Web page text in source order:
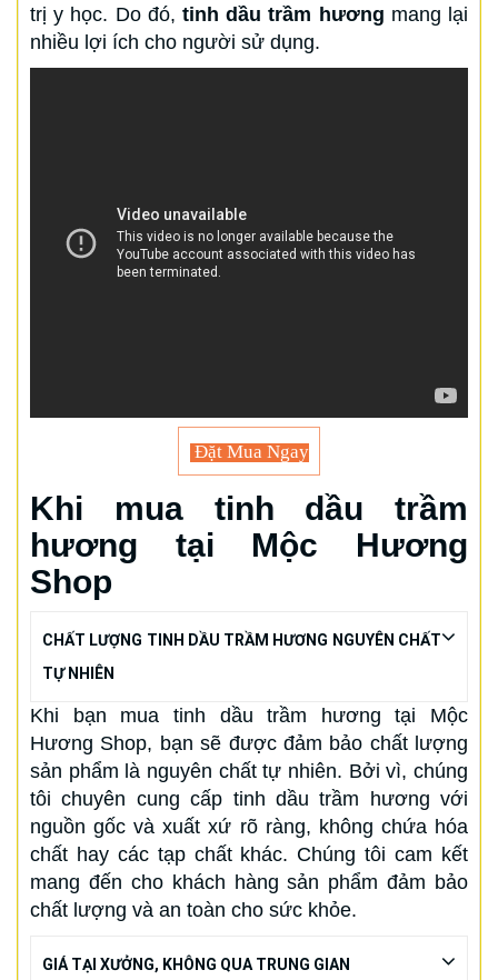
trị y học. Do đó, tinh dầu trầm hương mang lại
nhiều lợi ích cho người sử dụng.
Đặt Mua Ngay
Khi mua tinh dầu trầm
hương tại Mộc Hương
Shop
CHẤT LƯỢNG TINH DẦU TRẦM HƯƠNG NGUYÊN CHẤT
TỰ NHIÊN
Khi bạn mua tinh dầu trầm hương tại Mộc
Hương Shop, bạn sẽ được đảm bảo chất lượng
sản phẩm là nguyên chất tự nhiên. Bởi vì, chúng
tôi chuyên cung cấp tinh dầu trầm hương với
nguồn gốc và xuất xứ rõ ràng, không chứa hóa
chất hay các tạp chất khác. Chúng tôi cam kết
mang đến cho khách hàng sản phẩm đảm bảo
chất lượng và an toàn cho sức khỏe.
GIÁ TẠI XƯỞNG, KHÔNG QUA TRUNG GIAN